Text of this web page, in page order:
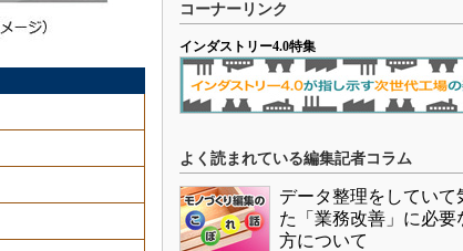
コーナーリンク
インダストリー4.0特集
よく読まれている編集記者コラム
データ整理をしていて
た「業務改善」に必要
方について